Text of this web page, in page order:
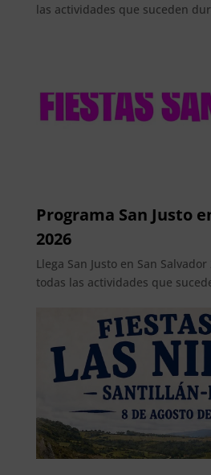
las actividades que suceden
Programa San Justo
2026
Llega San Justo en San
todas las actividades que